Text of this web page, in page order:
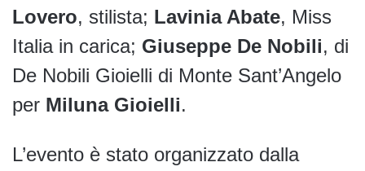
Lovero, stilista; Lavinia Abate, Miss
Italia in carica; Giuseppe De Nobili, di
De Nobili Gioielli di Monte Sant’Angelo
per Miluna Gioielli.
L’evento è stato organizzato dalla